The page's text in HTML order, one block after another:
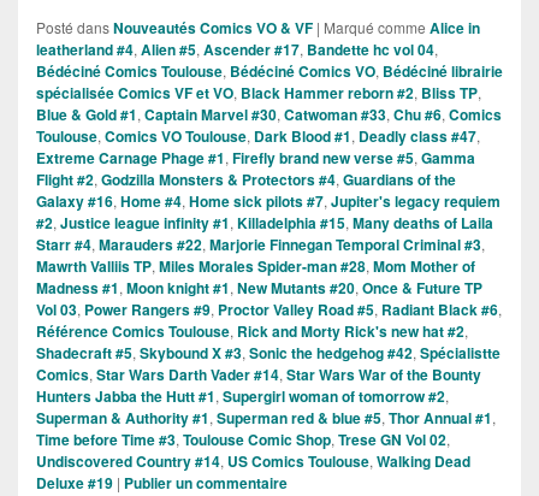
Posté dansNouveautés Comics VO & VF | Marqué comme Alice in
leatherland #4, Alien #5, Ascender #17, Bandette hc vol 04,
Bédéciné Comics Toulouse, Bédéciné Comics VO, Bédéciné librairie
spécialisée Comics VF et VO, Black Hammer reborn #2, Bliss TP,
Blue & Gold #1, Captain Marvel #30, Catwoman #33, Chu #6, Comics
Toulouse, Comics VO Toulouse, Dark Blood #1, Deadly class #47,
Extreme Carnage Phage #1, Firefly brand new verse #5, Gamma
Flight #2, Godzilla Monsters & Protectors #4, Guardians of the
Galaxy #16, Home #4, Home sick pilots #7, Jupiter's legacy requiem
#2, Justice league infinity #1, Killadelphia #15, Many deaths of Laila
Starr #4, Marauders #22, Marjorie Finnegan Temporal Criminal #3,
Mawrth Valliis TP, Miles Morales Spider-man #28, Mom Mother of
Madness #1, Moon knight #1, New Mutants #20, Once & Future TP
Vol 03, Power Rangers #9, Proctor Valley Road #5, Radiant Black #6,
Référence Comics Toulouse, Rick and Morty Rick's new hat #2,
Shadecraft #5, Skybound X #3, Sonic the hedgehog #42, Spécialistte
Comics, Star Wars Darth Vader #14, Star Wars War of the Bounty
Hunters Jabba the Hutt #1, Supergirl woman of tomorrow #2,
Superman & Authority #1, Superman red & blue #5, Thor Annual #1,
Time before Time #3, Toulouse Comic Shop, Trese GN Vol 02,
Undiscovered Country #14, US Comics Toulouse, Walking Dead
Deluxe #19 | Publier un commentaire